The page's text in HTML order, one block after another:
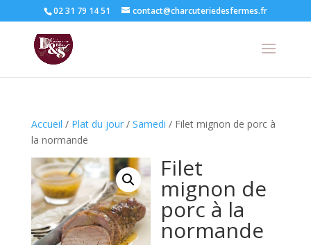
02 31 79 14 51 contact@charcuteriedesfermes.fr
Accueil / Plat du jour/ Samedi / Filet mignon de porc à
la normande
Filet
mignon de
porc à la
normande